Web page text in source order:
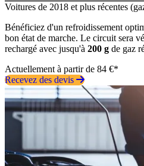
Voitures de 2018 et plus récentes
Bénéficiez d'un refroidissement
bon état de marche. Le circuit sera
rechargé avec jusqu'à 200 g de gaz
Actuellement à partir de 84 €*
Recevez des devis